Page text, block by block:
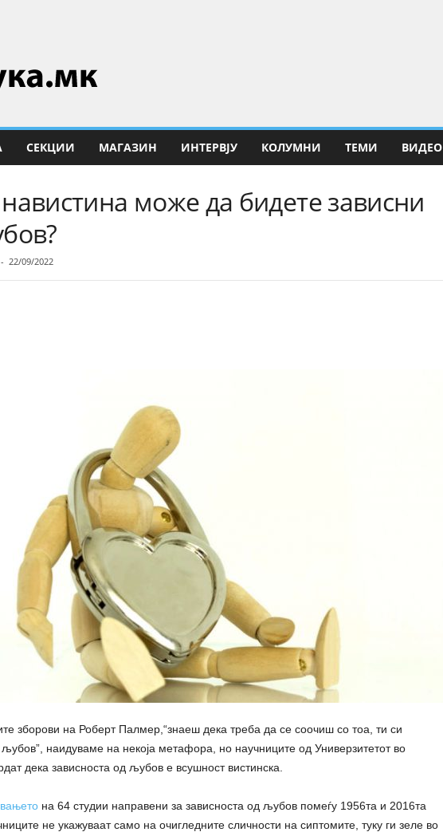
СЕКЦИИ МАГАЗИН ИНТЕРВЈУ КОЛУМНИ ТЕМИ ВИДЕО
може да бидете зависни
22/09/2022
зборови на Роберт Палмер,“знаеш дека треба да се соочиш со тоа, ти си
љубов”, наидуваме на некоја метафора, но научниците од Универзитетот во
дека зависноста од љубов е всушност вистинска.
на 64 студии направени за зависноста од љубов помеѓу 1956та и 2016та
не укажуваат само на очигледните сличности на сиптомите, туку ги зеле во